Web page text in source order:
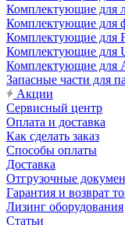
Комплектующие для
Комплектующие для
Комплектующие для
Комплектующие для
Комплектующие
Запасные части для
Акции
Сервисный центр
Оплата и доставка
Как сделать заказ
Способы оплаты
Доставка
Отгрузочные
Гарантия и возврат
Лизинг оборудования
Статьи